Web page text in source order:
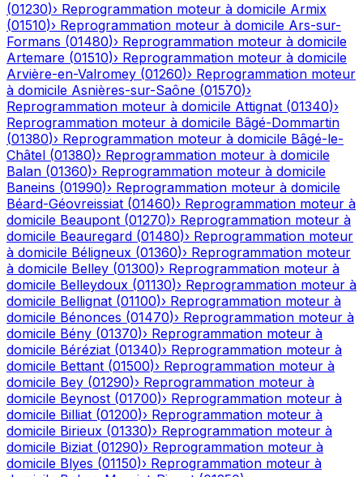
(01230)› Reprogrammation moteur à domicile Armix
(01510)› Reprogrammation moteur à domicile Ars-sur-
Formans (01480)› Reprogrammation moteur à domicile
Artemare (01510)› Reprogrammation moteur à domicile
Arvière-en-Valromey (01260)› Reprogrammation moteur
à domicile Asnières-sur-Saône (01570)›
Reprogrammation moteur à domicile Attignat (01340)›
Reprogrammation moteur à domicile Bâgé-Dommartin
(01380)› Reprogrammation moteur à domicile Bâgé-le-
Châtel (01380)› Reprogrammation moteur à domicile
Balan (01360)› Reprogrammation moteur à domicile
Baneins (01990)› Reprogrammation moteur à domicile
Béard-Géovreissiat (01460)› Reprogrammation moteur à
domicile Beaupont (01270)› Reprogrammation moteur à
domicile Beauregard (01480)› Reprogrammation moteur
à domicile Béligneux (01360)› Reprogrammation moteur
à domicile Belley (01300)› Reprogrammation moteur à
domicile Belleydoux (01130)› Reprogrammation moteur à
domicile Bellignat (01100)› Reprogrammation moteur à
domicile Bénonces (01470)› Reprogrammation moteur à
domicile Bény (01370)› Reprogrammation moteur à
domicile Béréziat (01340)› Reprogrammation moteur à
domicile Bettant (01500)› Reprogrammation moteur à
domicile Bey (01290)› Reprogrammation moteur à
domicile Beynost (01700)› Reprogrammation moteur à
domicile Billiat (01200)› Reprogrammation moteur à
domicile Birieux (01330)› Reprogrammation moteur à
domicile Biziat (01290)› Reprogrammation moteur à
domicile Blyes (01150)› Reprogrammation moteur à